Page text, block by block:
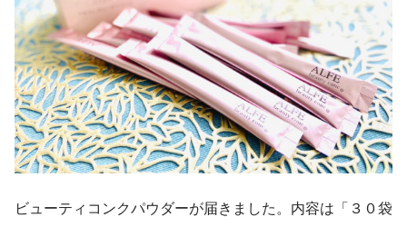
ビューティコンクパウダーが届きました。内容は「３０袋